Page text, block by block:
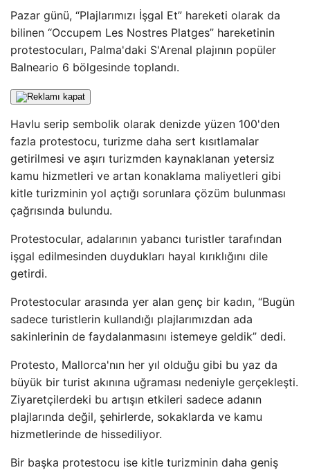
Pazar günü, “Plajlarımızı İşgal Et” hareketi olarak da
bilinen “Occupem Les Nostres Platges” hareketinin
protestocuları, Palma'daki S'Arenal plajının popüler
Balneario 6 bölgesinde toplandı.
Havlu serip sembolik olarak denizde yüzen 100'den
fazla protestocu, turizme daha sert kısıtlamalar
getirilmesi ve aşırı turizmden kaynaklanan yetersiz
kamu hizmetleri ve artan konaklama maliyetleri gibi
kitle turizminin yol açtığı sorunlara çözüm bulunması
çağrısında bulundu.
Protestocular, adalarının yabancı turistler tarafından
işgal edilmesinden duydukları hayal kırıklığını dile
getirdi.
Protestocular arasında yer alan genç bir kadın, “Bugün
sadece turistlerin kullandığı plajlarımızdan ada
sakinlerinin de faydalanmasını istemeye geldik” dedi.
Protesto, Mallorca'nın her yıl olduğu gibi bu yaz da
büyük bir turist akınına uğraması nedeniyle gerçekleşti.
Ziyaretçilerdeki bu artışın etkileri sadece adanın
plajlarında değil, şehirlerde, sokaklarda ve kamu
hizmetlerinde de hissediliyor.
Bir başka protestocu ise kitle turizminin daha geniş